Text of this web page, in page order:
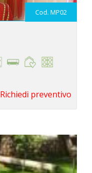
Cod. MP02
Richiedi preventivo